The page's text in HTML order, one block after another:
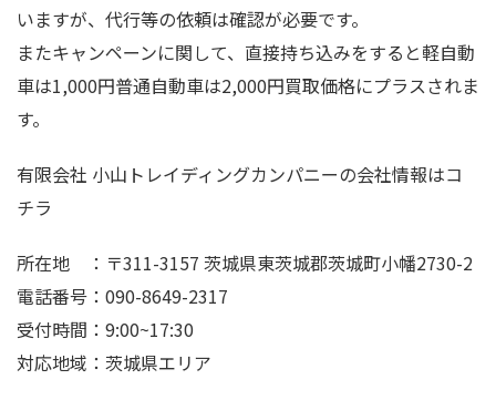
いますが、代行等の依頼は確認が必要です。
またキャンペーンに関して、直接持ち込みをすると軽自動
車は1,000円普通自動車は2,000円買取価格にプラスされま
す。
有限会社 小山トレイディングカンパニーの会社情報はコ
チラ
所在地 ：〒311-3157 茨城県東茨城郡茨城町小幡2730-2
電話番号：090-8649-2317
受付時間：9:00~17:30
対応地域：茨城県エリア